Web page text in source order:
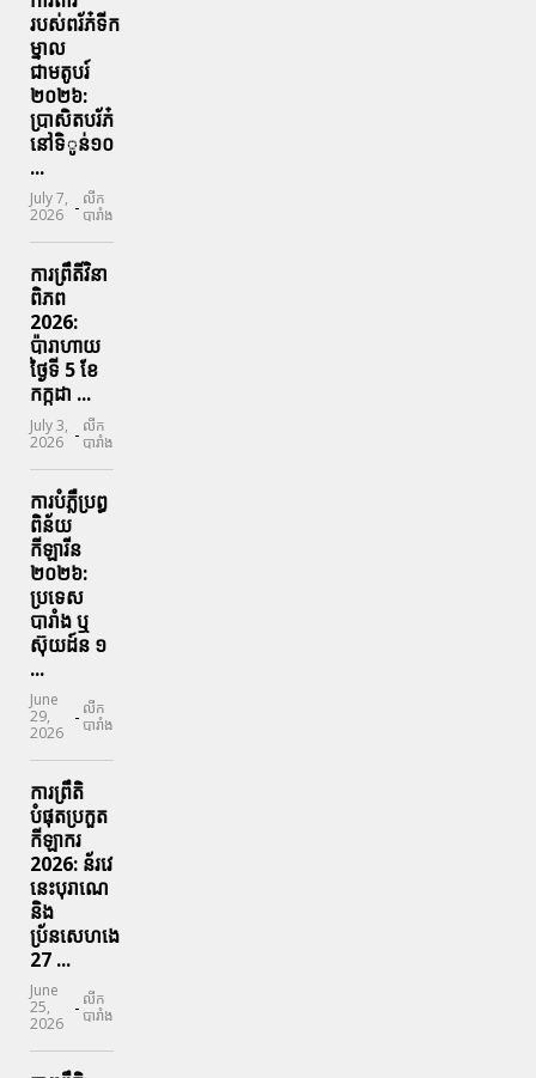
របស់ពរ័ភ៎ទីក
ម្នាល
ជាមតូបរ៍
២០២៦:
ប្រាសិតបរ័ភ៎
នៅទិូន់១០
...
July 7,
2026 - លីក
បារាំង
ការព្រឹតិ៍វិនា
ពិភព
2026:
ប៉ារាហាយ
ថ្ងៃទី 5 ខែ
កក្កដា ...
July 3,
2026 - លីក
បារាំង
ការបំភ្លឺប្រព្ធ​
ពិន័យ​
កីឡារីន​
២០២៦:
ប្រទេស​
បារាំង​ ឬ​
ស៊ុយដ៍ន​ ១
...
June
29,
2026
- លីក
បារាំង
ការព្រឹតិ
បំផុតប្រកួត
កីឡាករ
2026: ន័រវេ
នេះបុរាណេ
និង
ប្រ័នសេហងេ
27 ...
June
25,
2026
- លីក
បារាំង